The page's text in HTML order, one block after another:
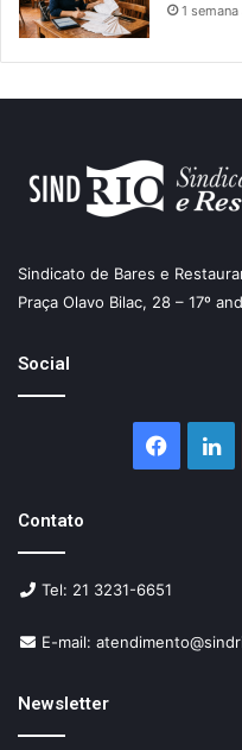
1 semana
Sindicato de Bares e
Praça Olavo Bilac, 28 – 17º
Social
Contato
Tel: 21 3231-6651
E-mail:
Newsletter